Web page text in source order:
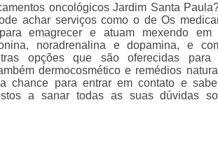
oncológicos Jardim Santa
achar serviços como o de Os
emagrecer e atuam mexendo em
noradrenalina e dopamina, e
opções que são oferecidas
dermocosmético e remédios
chance para entrar em contato e
a sanar todas as suas dúvidas